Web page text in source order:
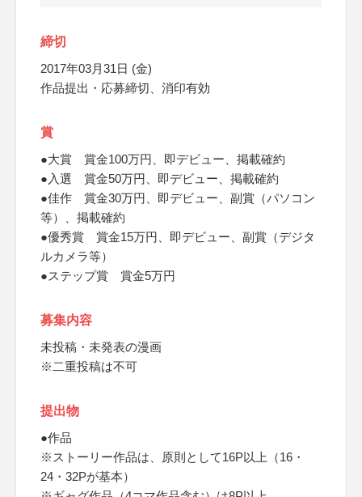
締切
2017年03月31日 (金)
作品提出・応募締切、消印有効
賞
●大賞 賞金100万円、即デビュー、掲載確約
●入選 賞金50万円、即デビュー、掲載確約
●佳作 賞金30万円、即デビュー、副賞（パソコン
等）、掲載確約
●優秀賞 賞金15万円、即デビュー、副賞（デジタ
ルカメラ等）
●ステップ賞 賞金5万円
募集内容
未投稿・未発表の漫画
※二重投稿は不可
提出物
●作品
※ストーリー作品は、原則として16P以上（16・
24・32Pが基本）